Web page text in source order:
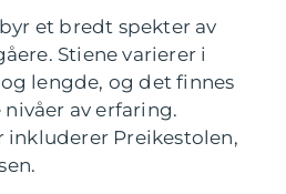
et bredt spekter av
Stiene varierer i
lengde, og det finnes
av erfaring.
Preikestolen,